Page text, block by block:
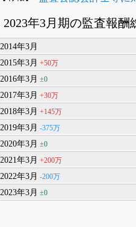
登録すると永久
2023年3月期の監査報酬
2014年3月
2015年3月+50万
2016年3月±0
2017年3月+30万
2018年3月+145万
2019年3月-375万
2020年3月±0
2021年3月+200万
2022年3月-200万
2023年3月±0